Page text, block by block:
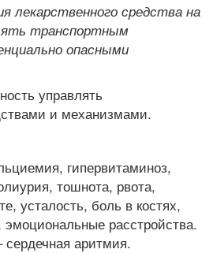
лекарственного средства на
транспортным
опасными
управлять
и механизмами.
гипервитаминоз,
тошнота, рвота,
усталость, боль в костях,
расстройства.
аритмия.